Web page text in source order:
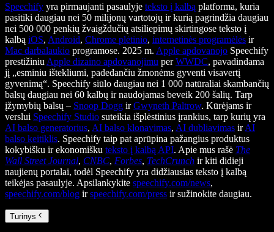
Speechify yra pirmaujanti pasaulyje teksto į kalbą platforma, kuria
pasitiki daugiau nei 50 milijonų vartotojų ir kurią pagrindžia daugiau
nei 500 000 penkių žvaigždučių atsiliepimų skirtingose teksto į
kalbą iOS, Android, Chrome plėtinio, internetinės programėlės ir
Mac darbalaukio programose. 2025 m. Apple apdovanojo Speechify
prestižiniu Apple dizaino apdovanojimu perWWDC, pavadindama
jį „esminiu ištekliumi, padedančiu žmonėms gyventi visavertį
gyvenimą“. Speechify siūlo daugiau nei 1 000 natūraliai skambančių
balsų daugiau nei 60 kalbų ir naudojamas beveik 200 šalių. Tarp
įžymybių balsų – Snoop Dogg irGwyneth Paltrow. Kūrėjams ir
verslui Speechify Studio suteikia išplėstinius įrankius, tarp kurių yra
AI balso generatorius, AI balso klonavimas, AI dubliavimas irAI
balso keitiklis. Speechify taip pat aprūpina pažangius produktus
kokybišku ir ekonomišku teksto į kalbą API. Apie mus rašė The
Wall Street Journal, CNBC, Forbes, TechCrunch ir kiti didieji
naujienų portalai, todėl Speechify yra didžiausias teksto į kalbą
teikėjas pasaulyje. Apsilankykite speechify.com/news,
speechify.com/blog irspeechify.com/press ir sužinokite daugiau.
Turinys